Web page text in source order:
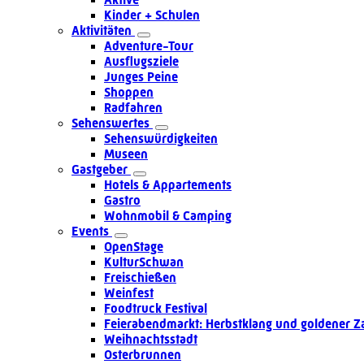
Kinder + Schulen
Aktivitäten
Adventure-Tour
Ausflugsziele
Junges Peine
Shoppen
Radfahren
Sehenswertes
Sehenswürdigkeiten
Museen
Gastgeber
Hotels & Appartements
Gastro
Wohnmobil & Camping
Events
OpenStage
KulturSchwan
Freischießen
Weinfest
Foodtruck Festival
Feierabendmarkt: Herbstklang und goldener
Weihnachtsstadt
Osterbrunnen